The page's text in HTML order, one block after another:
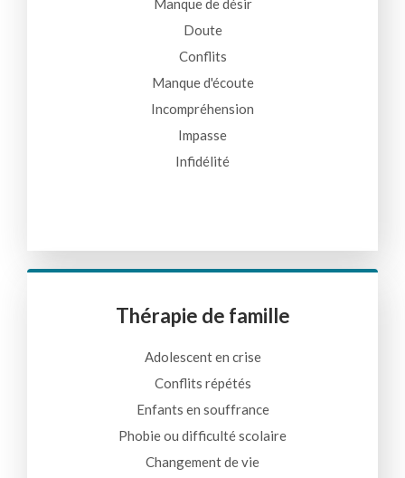
Doute
Conflits
Manque d'écoute
Incompréhension
Impasse
Infidélité
Thérapie de famille
Adolescent en crise
Conflits répétés
Enfants en souffrance
Phobie ou difficulté scolaire
Changement de vie